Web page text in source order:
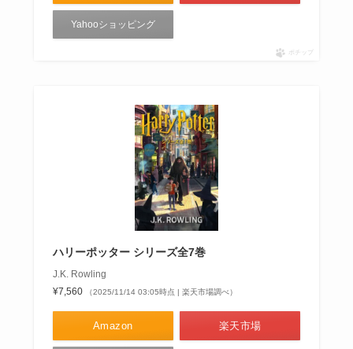
Yahooショッピング
ポチップ
ハリーポッター シリーズ全7巻
J.K. Rowling
¥7,560
（2025/11/14 03:05時点 | 楽天市場調べ）
Amazon 楽天市場